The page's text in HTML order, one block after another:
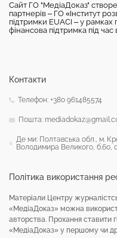
Сайт ГО "МедіаДоказ"
партнерів – ГО «Інститут
підтримки EUACI – у рамках
фінансова підтримка під час
Політика використання
Матеріали Центру
«МедіаДоказ» можна
авторства. Прохання ставити
«МедіаДоказ» у першому чи
Контакти
Телефон: +380 961485574
Пошта:
Де ми: Полтавська обл., м.
Володимира Великого, б.60,